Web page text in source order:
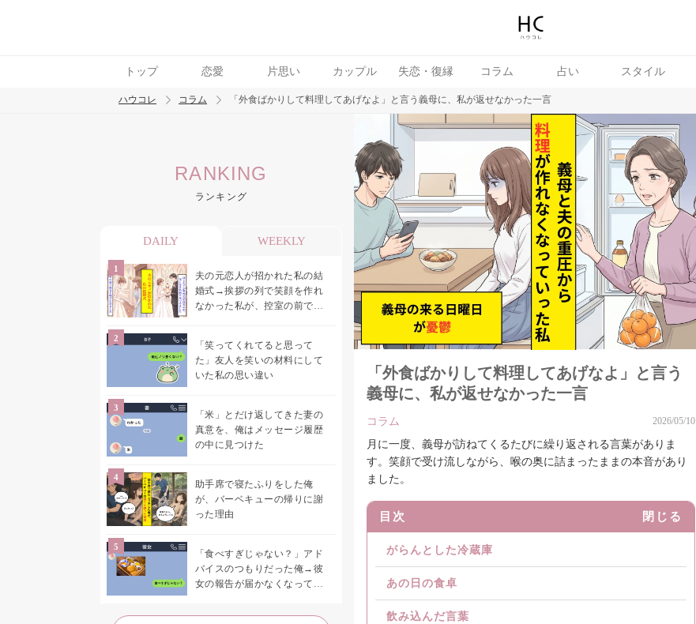
トップ 恋愛 片思い カップル 失恋・復縁 コラム 占い スタイル
トレンド ワード
婚活
ハウコレ コラム 「外食ばかりして料理してあげなよ」と言う義母に、私が返せなかった一言
RANKING
ランキング
DAILY WEEKLY
夫の元恋人が招かれた私の結
婚式→挨拶の列で笑顔を作れ
なかった私が、控室の前で彼
「笑ってくれてると思って
た」友人を笑いの材料にして
いた私の思い違い
「米」とだけ返してきた妻の
真意を、俺はメッセージ履歴
の中に見つけた
助手席で寝たふりをした俺
が、バーベキューの帰りに謝
った理由
「食べすぎじゃない？」アド
バイスのつもりだった俺→彼
女の報告が届かなくなって、
た
「外食ばかりして料理してあげなよ」と言う
義母に、私が返せなかった一言
コラム 2026/05/10
月に一度、義母が訪ねてくるたびに繰り返される言葉がありま
す。笑顔で受け流しながら、喉の奥に詰まったままの本音があり
ました。
目次 閉じる
がらんとした冷蔵庫
あの日の食卓
飲み込んだ言葉